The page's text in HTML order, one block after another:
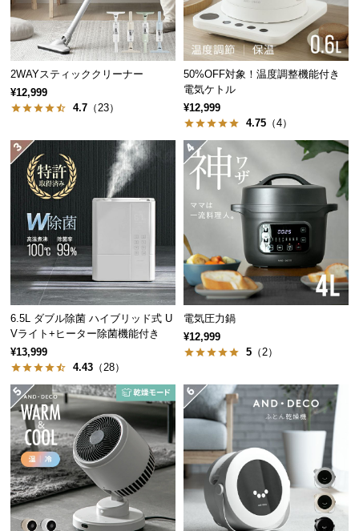
中
型
商
品
の
配
つ
い
て
小
型
商
品
の
配
送
に
つ
い
て
開
梱
設
置
サ
2WAYスティッククリーナー
¥12,999
4.7 （23）
50%OFF対象！温度調整機能付き
電気ケトル
¥12,999
4.75 （4）
6.5L ダブル除菌 ハイブリッド式 U
Vライト+ヒーター除菌機能付き
¥13,999
4.43 （28）
電気圧力鍋
¥12,999
5 （2）